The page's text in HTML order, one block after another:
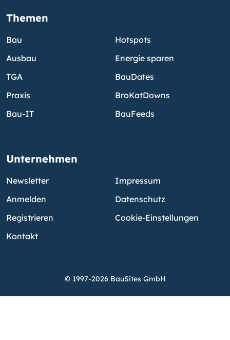
Themen
Bau
Ausbau
TGA
Praxis
Bau-IT
Hotspots
Energie sparen
BauDates
BroKatDowns
BauFeeds
Unternehmen
Newsletter
Anmelden
Registrieren
Kontakt
Impressum
Datenschutz
Cookie-Einstellungen
© 1997-2026 BauSites GmbH